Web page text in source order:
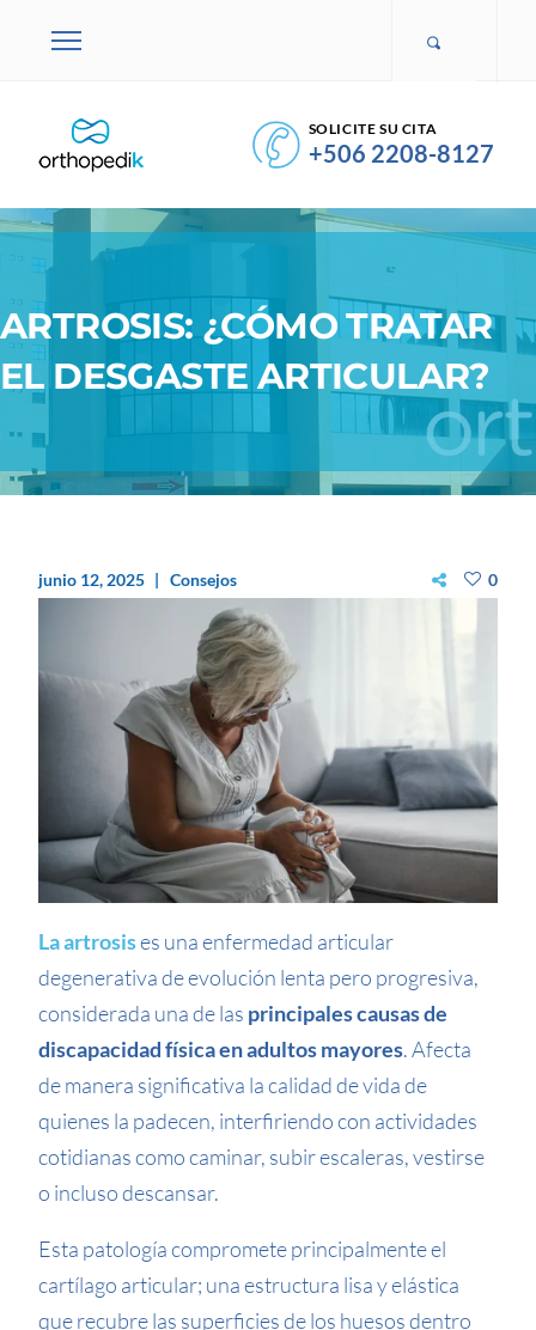
SOLICITE SU CITA
+506 2208-8127
ARTROSIS: ¿CÓMO TRATAR
EL DESGASTE ARTICULAR?
junio 12, 2025 Consejos 0
La artrosises una enfermedad articular
degenerativa de evolución lenta pero progresiva,
considerada una de las principales causas de
discapacidad física en adultos mayores. Afecta
de manera significativa la calidad de vida de
quienes la padecen, interfiriendo con actividades
cotidianas como caminar, subir escaleras, vestirse
o incluso descansar.
Esta patología compromete principalmente el
cartílago articular; una estructura lisa y elástica
que recubre las superficies de los huesos dentro